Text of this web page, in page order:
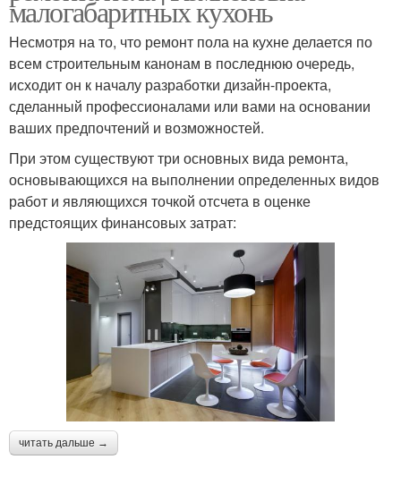
малогабаритных кухонь
Несмотря на то, что ремонт пола на кухне делается по
всем строительным канонам в последнюю очередь,
исходит он к началу разработки дизайн-проекта,
сделанный профессионалами или вами на основании
ваших предпочтений и возможностей.
При этом существуют три основных вида ремонта,
основывающихся на выполнении определенных видов
работ и являющихся точкой отсчета в оценке
предстоящих финансовых затрат:
читать дальше →